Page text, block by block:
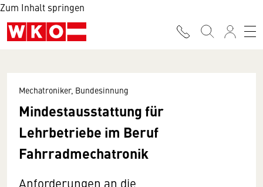
Zum Inhalt springen
Mechatroniker, Bundesinnung
Mindestausstattung für
Lehrbetriebe im Beruf
Fahrradmechatronik
Anforderungen an die